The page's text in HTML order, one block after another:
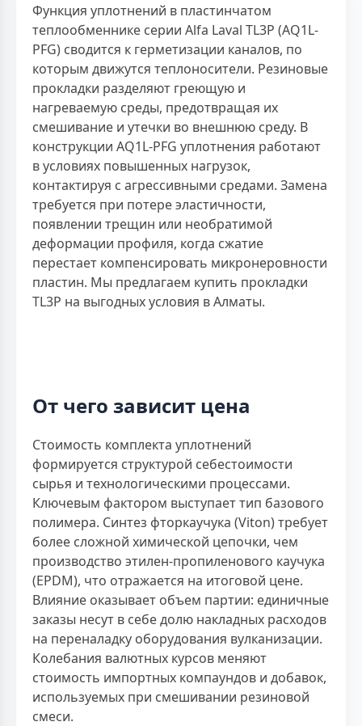
Функция уплотнений в пластинчатом
теплообменнике серии Alfa Laval TL3P (AQ1L-
PFG) сводится к герметизации каналов, по
которым движутся теплоносители. Резиновые
прокладки разделяют греющую и
нагреваемую среды, предотвращая их
смешивание и утечки во внешнюю среду. В
конструкции AQ1L-PFG уплотнения работают
в условиях повышенных нагрузок,
контактируя с агрессивными средами. Замена
требуется при потере эластичности,
появлении трещин или необратимой
деформации профиля, когда сжатие
перестает компенсировать микронеровности
пластин. Мы предлагаем купить прокладки
TL3P на выгодных условия в Алматы.
От чего зависит цена
Стоимость комплекта уплотнений
формируется структурой себестоимости
сырья и технологическими процессами.
Ключевым фактором выступает тип базового
полимера. Синтез фторкаучука (Viton) требует
более сложной химической цепочки, чем
производство этилен-пропиленового каучука
(EPDM), что отражается на итоговой цене.
Влияние оказывает объем партии: единичные
заказы несут в себе долю накладных расходов
на переналадку оборудования вулканизации.
Колебания валютных курсов меняют
стоимость импортных компаундов и добавок,
используемых при смешивании резиновой
смеси.